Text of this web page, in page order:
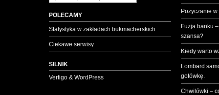
POLECAMY
Statystyka w zakładach bukmacherskich
Ciekawe serwisy
SILNIK
Vertigo & WordPress
Pożyczanie
Fuzja banku
szansa?
Kiedy warto
Lombard
gotówkę.
Chwilówki –